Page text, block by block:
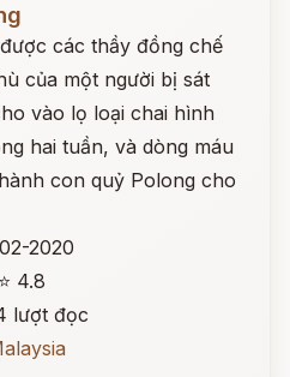
các thầy đồng chế
của một người bị sát
vào lọ loại chai hình
hai tuần, và dòng máu
con quỷ Polong cho
2020
⭐ 4.8
lượt đọc